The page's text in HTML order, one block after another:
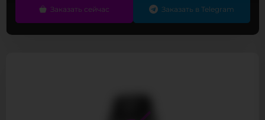
Заказать сейчас Заказать в Telegram